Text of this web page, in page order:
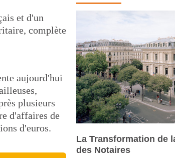
et d'un
complète
aujourd'hui
plusieurs
d'affaires de
d'euros.
La Transformation de
des Notaires